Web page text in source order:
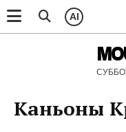
AI
Каньоны